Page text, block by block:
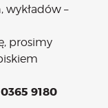
–
prosimy
9180